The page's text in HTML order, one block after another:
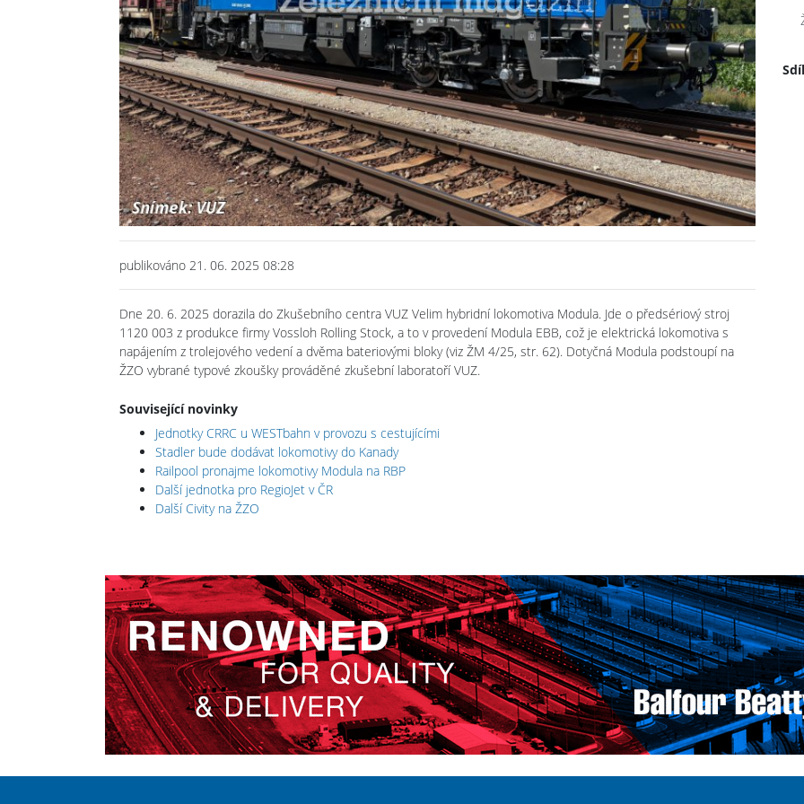
publikováno 21. 06. 2025 08:28
Dne 20. 6. 2025 dorazila do Zkušebního centra VUZ Velim hybridní lokomotiva Modula. Jde o předsériový stroj
1120 003 z produkce firmy Vossloh Rolling Stock, a to v provedení Modula EBB, což je elektrická lokomotiva s
napájením z trolejového vedení a dvěma bateriovými bloky (viz ŽM 4/25, str. 62). Dotyčná Modula podstoupí na
ŽZO vybrané typové zkoušky prováděné zkušební laboratoří VUZ.
Související novinky
Jednotky CRRC u WESTbahn v provozu s cestujícími
Stadler bude dodávat lokomotivy do Kanady
Railpool pronajme lokomotivy Modula na RBP
Další jednotka pro RegioJet v ČR
Další Civity na ŽZO